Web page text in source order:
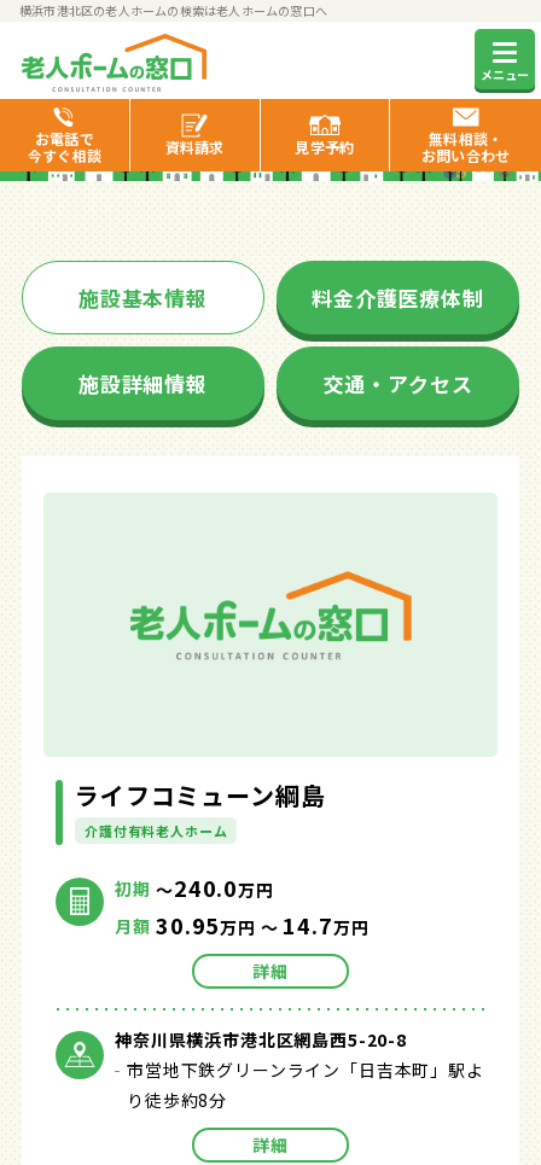
横浜市港北区の老人ホームの検索は老人ホームの窓口へ
メニュー
お電話で
今すぐ相談
資料請求 見学予約
無料相談・
お問い合わせ
ライフコミューン綱島
施設基本情報 料金介護医療体制
施設詳細情報 交通・アクセス
ライフコミューン綱島
介護付有料老人ホーム
初期 ～240.0万円
月額 30.95万円 ～ 14.7万円
詳細
神奈川県横浜市港北区網島西5-20-8
市営地下鉄グリーンライン「日吉本町」駅よ
り徒歩約8分
詳細